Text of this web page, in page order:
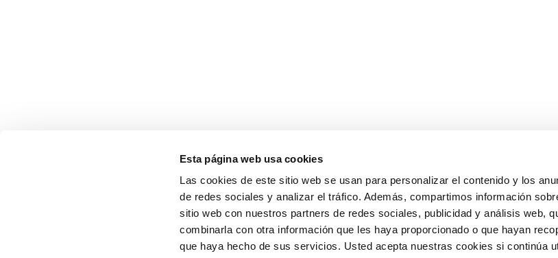
Esta página web usa cookies
Las cookies de este sitio web se usan para personalizar el contenido y los
de redes sociales y analizar el tráfico. Además, compartimos información
sitio web con nuestros partners de redes sociales, publicidad y análisis web,
combinarla con otra información que les haya proporcionado o que hayan
que haya hecho de sus servicios. Usted acepta nuestras cookies si continúa